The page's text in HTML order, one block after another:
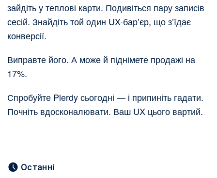
зайдіть у теплові карти. Подивіться пару записів
сесій. Знайдіть той один UX-бар’єр, що з’їдає
конверсії.
Виправте його. А може й піднімете продажі на
17%.
Спробуйте Plerdy сьогодні — і припиніть гадати.
Почніть вдосконалювати. Ваш UX цього вартий.
Останні